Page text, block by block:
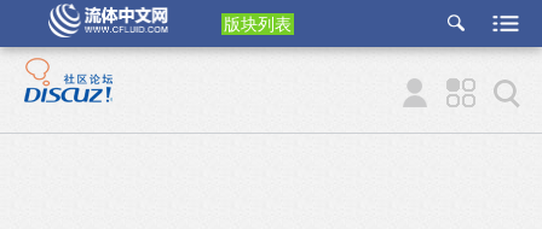
版块列表
etu
p